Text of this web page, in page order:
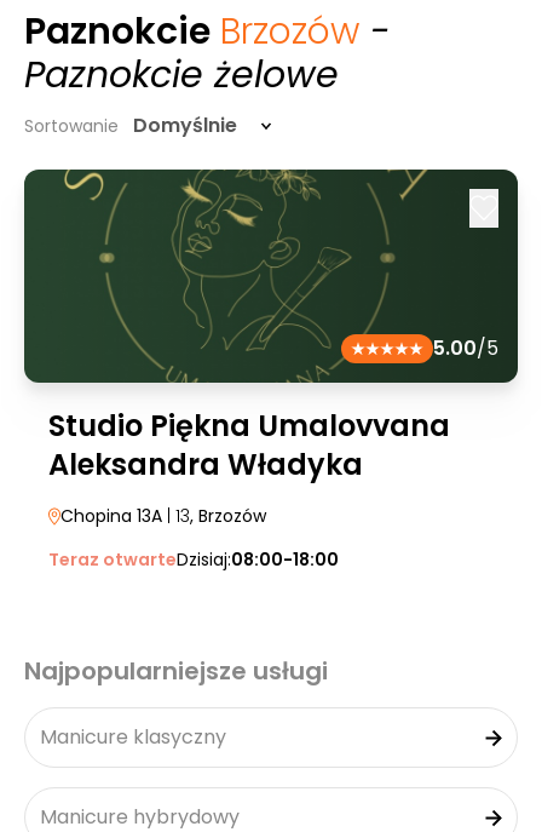
Paznokcie Brzozów -
Paznokcie żelowe
Sortowanie Domyślnie
5.00/5
Studio Piękna Umalovvana
Aleksandra Władyka
Chopina 13A | 13, Brzozów
Teraz otwarteDzisiaj:08:00-18:00
Najpopularniejsze usługi
Manicure klasyczny
Manicure hybrydowy